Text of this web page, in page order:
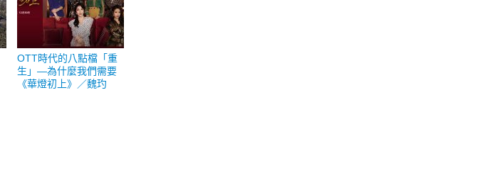
OTT時代的八點檔「重
生」—為什麼我們需要
《華燈初上》／魏玓